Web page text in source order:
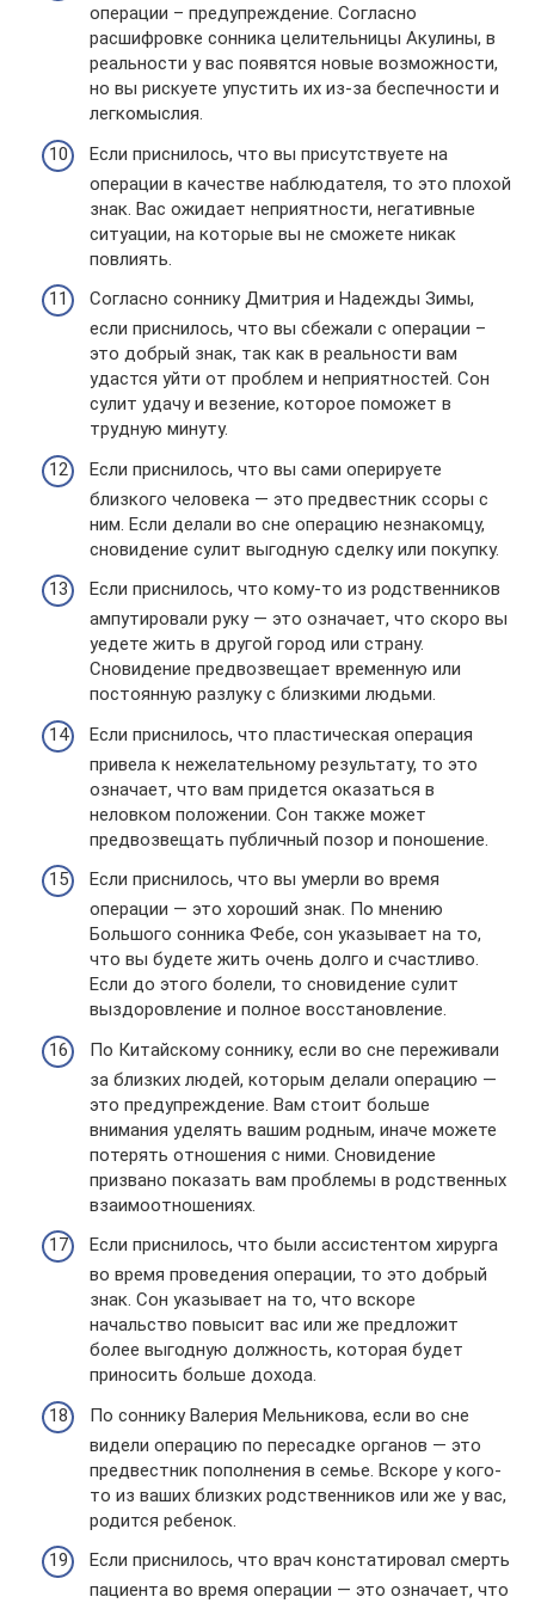
операции – предупреждение. Согласно
расшифровке сонника целительницы Акулины, в
реальности у вас появятся новые возможности,
но вы рискуете упустить их из-за беспечности и
легкомыслия.
Если приснилось, что вы присутствуете на
операции в качестве наблюдателя, то это плохой
знак. Вас ожидает неприятности, негативные
ситуации, на которые вы не сможете никак
повлиять.
Согласно соннику Дмитрия и Надежды Зимы,
если приснилось, что вы сбежали с операции –
это добрый знак, так как в реальности вам
удастся уйти от проблем и неприятностей. Сон
сулит удачу и везение, которое поможет в
трудную минуту.
Если приснилось, что вы сами оперируете
близкого человека — это предвестник ссоры с
ним. Если делали во сне операцию незнакомцу,
сновидение сулит выгодную сделку или покупку.
Если приснилось, что кому-то из родственников
ампутировали руку — это означает, что скоро вы
уедете жить в другой город или страну.
Сновидение предвозвещает временную или
постоянную разлуку с близкими людьми.
Если приснилось, что пластическая операция
привела к нежелательному результату, то это
означает, что вам придется оказаться в
неловком положении. Сон также может
предвозвещать публичный позор и поношение.
Если приснилось, что вы умерли во время
операции — это хороший знак. По мнению
Большого сонника Фебе, сон указывает на то,
что вы будете жить очень долго и счастливо.
Если до этого болели, то сновидение сулит
выздоровление и полное восстановление.
По Китайскому соннику, если во сне переживали
за близких людей, которым делали операцию —
это предупреждение. Вам стоит больше
внимания уделять вашим родным, иначе можете
потерять отношения с ними. Сновидение
призвано показать вам проблемы в родственных
взаимоотношениях.
Если приснилось, что были ассистентом хирурга
во время проведения операции, то это добрый
знак. Сон указывает на то, что вскоре
начальство повысит вас или же предложит
более выгодную должность, которая будет
приносить больше дохода.
По соннику Валерия Мельникова, если во сне
видели операцию по пересадке органов — это
предвестник пополнения в семье. Вскоре у кого-
то из ваших близких родственников или же у вас,
родится ребенок.
Если приснилось, что врач констатировал смерть
пациента во время операции — это означает, что